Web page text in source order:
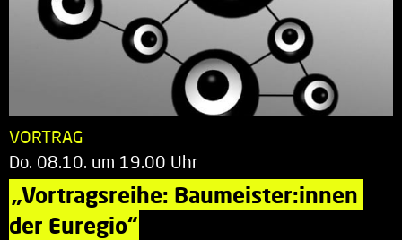
VORTRAG
Do. 08.10. um 19.00 Uhr
„Vortragsreihe: Baumeister:innen
der Euregio“